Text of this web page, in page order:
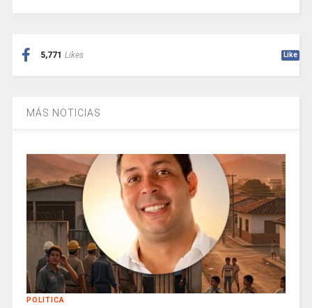
5,771 Likes Like
MÁS NOTICIAS
POLITICA